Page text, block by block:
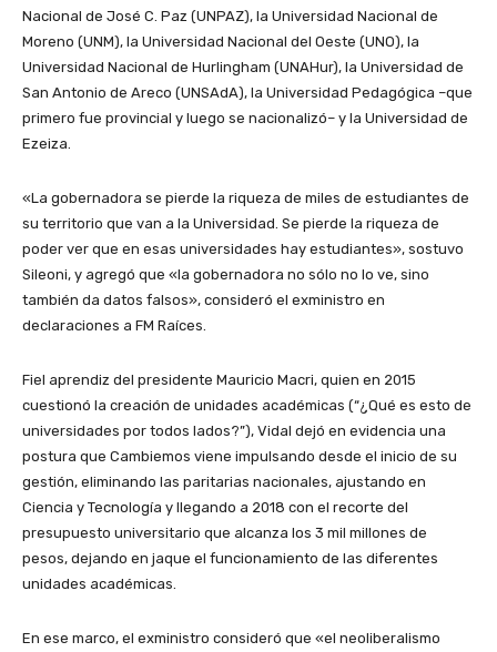
Nacional de José C. Paz (UNPAZ), la Universidad Nacional de
Moreno (UNM), la Universidad Nacional del Oeste (UNO), la
Universidad Nacional de Hurlingham (UNAHur), la Universidad de
San Antonio de Areco (UNSAdA), la Universidad Pedagógica –que
primero fue provincial y luego se nacionalizó– y la Universidad de
Ezeiza.
«La gobernadora se pierde la riqueza de miles de estudiantes de
su territorio que van a la Universidad. Se pierde la riqueza de
poder ver que en esas universidades hay estudiantes», sostuvo
Sileoni, y agregó que «la gobernadora no sólo no lo ve, sino
también da datos falsos», consideró el exministro en
declaraciones a FM Raíces.
Fiel aprendiz del presidente Mauricio Macri, quien en 2015
cuestionó la creación de unidades académicas (“¿Qué es esto de
universidades por todos lados?”), Vidal dejó en evidencia una
postura que Cambiemos viene impulsando desde el inicio de su
gestión, eliminando las paritarias nacionales, ajustando en
Ciencia y Tecnología y llegando a 2018 con el recorte del
presupuesto universitario que alcanza los 3 mil millones de
pesos, dejando en jaque el funcionamiento de las diferentes
unidades académicas.
En ese marco, el exministro consideró que «el neoliberalismo